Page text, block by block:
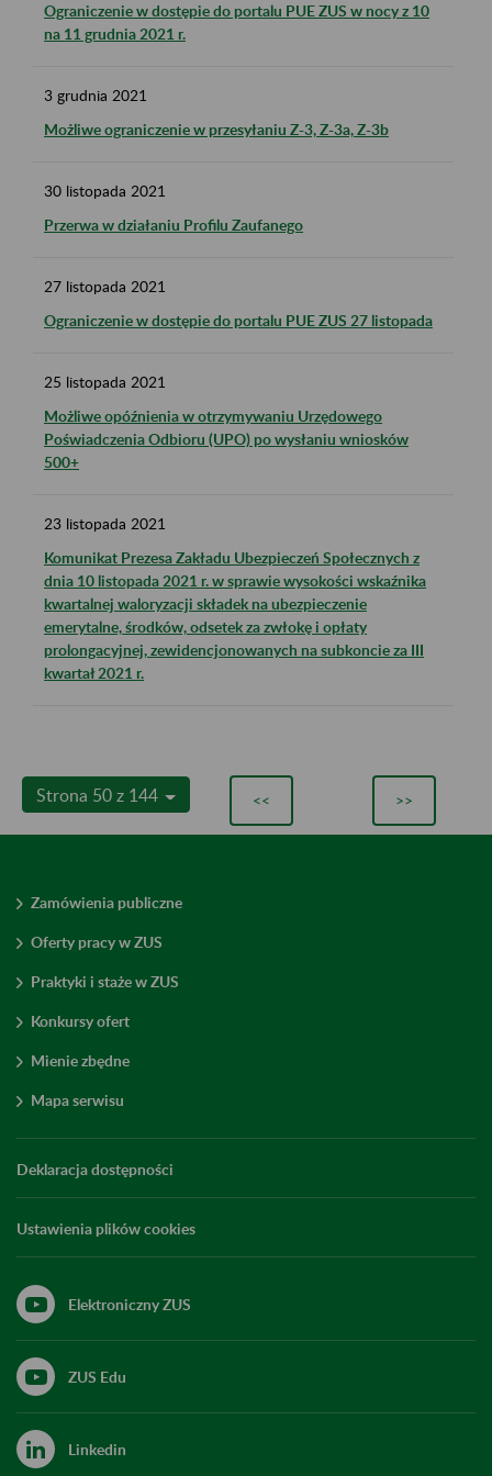
Ograniczenie w dostępie do portalu PUE ZUS w nocy z 10
na 11 grudnia 2021 r.
3 grudnia 2021
Możliwe ograniczenie w przesyłaniu Z-3, Z-3a, Z-3b
30 listopada 2021
Przerwa w działaniu Profilu Zaufanego
27 listopada 2021
Ograniczenie w dostępie do portalu PUE ZUS 27 listopada
25 listopada 2021
Możliwe opóźnienia w otrzymywaniu Urzędowego
Poświadczenia Odbioru (UPO) po wysłaniu wniosków
500+
23 listopada 2021
Komunikat Prezesa Zakładu Ubezpieczeń Społecznych z
dnia 10 listopada 2021 r. w sprawie wysokości wskaźnika
kwartalnej waloryzacji składek na ubezpieczenie
emerytalne, środków, odsetek za zwłokę i opłaty
prolongacyjnej, zewidencjonowanych na subkoncie za III
kwartał 2021 r.
Strona 50 z 144 << >>
Zamówienia publiczne
Oferty pracy w ZUS
Praktyki i staże w ZUS
Konkursy ofert
Mienie zbędne
Mapa serwisu
Deklaracja dostępności
Ustawienia plików cookies
Elektroniczny ZUS
ZUS Edu
Linkedin